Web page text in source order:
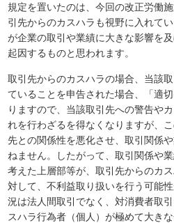
規定を置いたのは、今回の改正労働
引先からのカスハラも視野に入れて
が企業の取引や業績に大きな影響を
起因するものと思われます。
取引先からのカスハラの場合、当該
ていることを申告された場合、「適
りますので、当該取引先への警告や
れを行わざるを得なくなりますが、
先との関係性を悪化させ、取引関係
ねません。したがって、取引関係や
考えた上層部等が、取引先からのカ
対して、不利益取り扱いを行う可能
況は法人間取引でなく、対消費者取
スハラ行為者（個人）が極めて大き